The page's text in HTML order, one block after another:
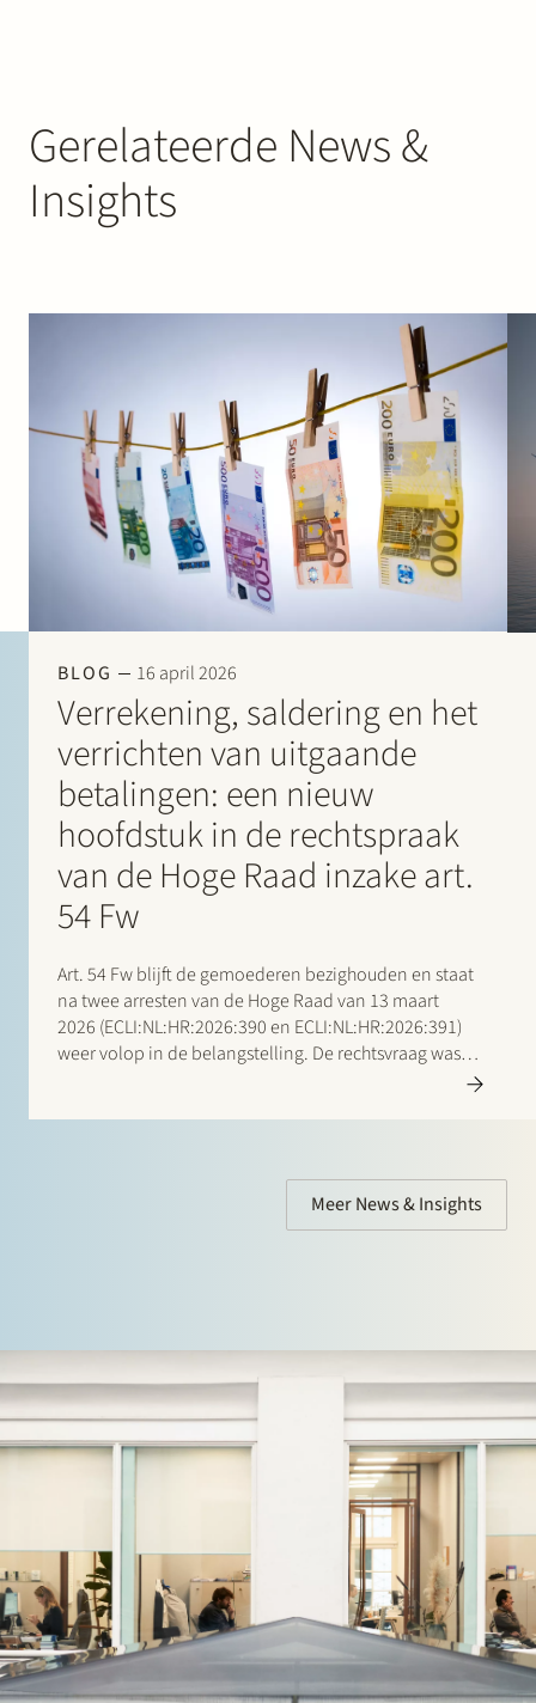
Gerelateerde News &
Insights
BLOG 16 april 2026
Verrekening, saldering en het
verrichten van uitgaande
betalingen: een nieuw
hoofdstuk in de rechtspraak
van de Hoge Raad inzake art.
54 Fw
Art. 54 Fw blijft de gemoederen bezighouden en staat
na twee arresten van de Hoge Raad van 13 maart
2026 (ECLI:NL:HR:2026:390 en ECLI:NL:HR:2026:391)
weer volop in de belangstelling. De rechtsvraag was
Meer News & Insights